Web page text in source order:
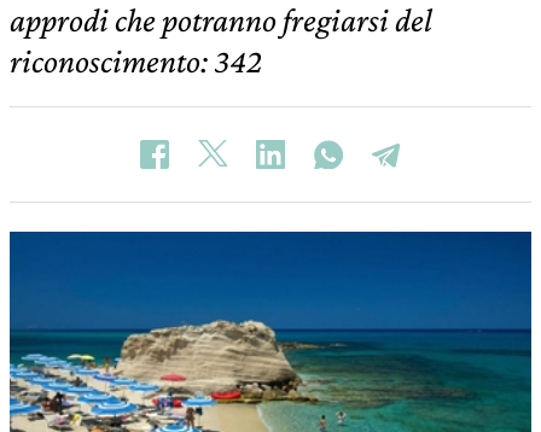
approdi che potranno fregiarsi del
riconoscimento: 342